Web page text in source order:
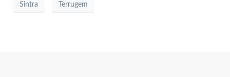
Sintra Terrugem